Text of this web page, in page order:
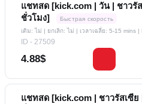
แชทสด [kick.com | วัน | ชาวรั
ชั่วโมง]
Быстрая скорость
เติม: ไม่ | ยกเลิก: ไม่ | เวลาเฉลี่ย: 5-15 mins
ID - 27509
4.88$
แชทสด [kick.com | ชาวรัสเซี